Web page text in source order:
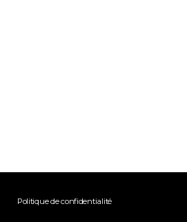
Politique de confidentialité